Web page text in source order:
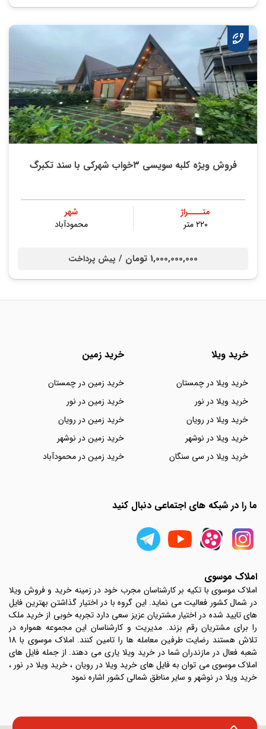
فروش ویژه کلبه سویسی ۳خواب شهرکی با سند تکبرگ
متــــراژ
۲۲۰ متر
شهر
محمودآباد
1,000,000,000 تومان / پیش پرداخت
خرید ویلا
خرید ویلا در چمستان
خرید ویلا در نور
خرید ویلا در رویان
خرید ویلا در نوشهر
خرید ویلا در سی سنگان
خرید زمین
خرید زمین در چمستان
خرید زمین در نور
خرید زمین در رویان
خرید زمین در نوشهر
خرید زمین در محمودآباد
ما را در شبکه های اجتماعی دنبال کنید
املاک موسوی
املاک موسوی با تکیه بر کارشناسان مجرب خود در زمینه خرید و فروش ویلا
در شمال کشور فعالیت می نماید. این گروه با در اختیار گذاشتن بهترین فایل
های تایید شده در اختیار مشتریان عزیز سعی دارد تجربه خوبی از خرید ملک
را برای مشتریان رقم بزند. مدیریت و کارشناسان این مجموعه همواره در
تلاش هستند رضایت طرفین معامله ها را تامین کنند. املاک موسوی با 18
شعبه فعال در مازندران شما در خرید ویلا یاری می دهند. از جمله فایل های
املاک موسوی می توان به فایل های خرید ویلا در رویان ، خرید ویلا در نور ،
خرید ویلا در نوشهر و سایر مناطق شمالی کشور اشاره نمود